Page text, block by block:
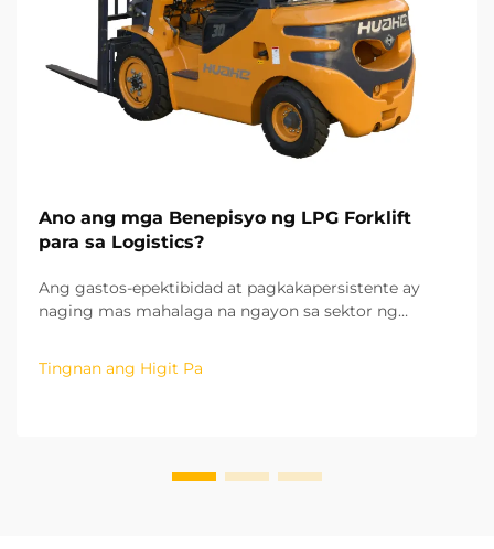
Ano ang mga Benepisyo ng LPG Forklift
para sa Logistics?
Ang gastos-epektibidad at pagkakapersistente ay
naging mas mahalaga na ngayon sa sektor ng
kagamitan sa paghawak ng materyales upang
mapabilis ang kahusayan ng operasyon. Ang
Tingnan ang Higit Pa